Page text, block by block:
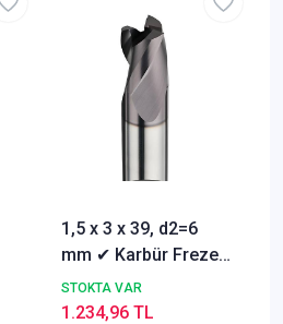
1,5 x 3 x 39, d2=6
mm ✔ Karbür Freze
ucu, Z=3, Kaplamalı,
30°
STOKTA VAR
1.234,96 TL